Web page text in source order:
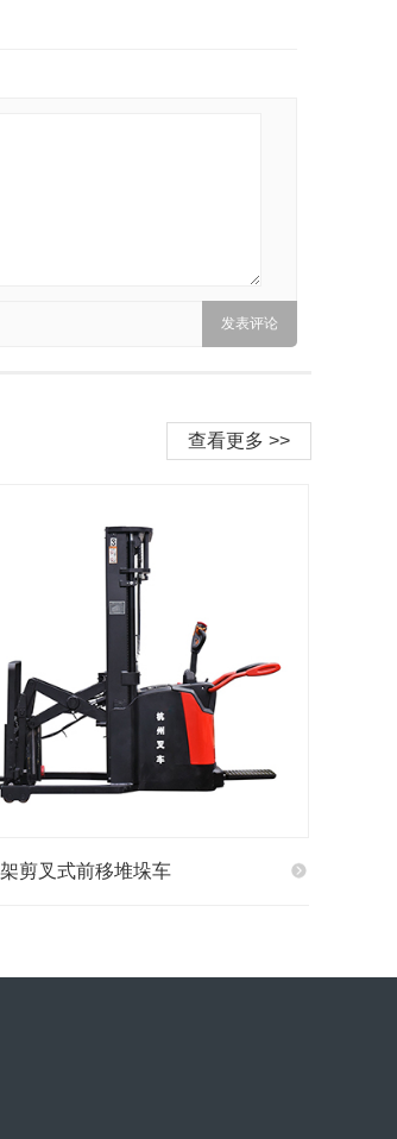
查看更多 >>
剪叉式前移堆垛车